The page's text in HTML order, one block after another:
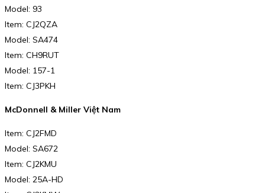
Model: 93
Item: CJ2QZA
Model: SA474
Item: CH9RUT
Model: 157-1
Item: CJ3PKH
McDonnell & Miller Việt Nam
Item: CJ2FMD
Model: SA672
Item: CJ2KMU
Model: 25A-HD